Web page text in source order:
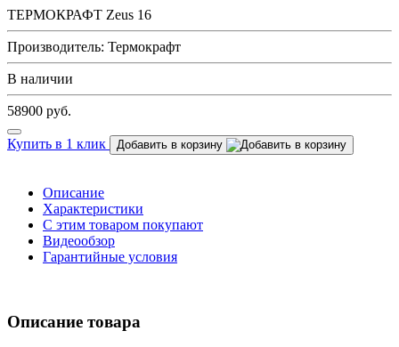
ТЕРМОКРАФТ Zeus 16
Производитель: Термокрафт
В наличии
58900 руб.
Купить в 1 клик Добавить в корзину
Описание
Характеристики
С этим товаром покупают
Видеообзор
Гарантийные условия
Описание товара